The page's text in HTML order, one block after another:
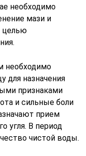
необходимо
мази и
целью
необходимо
для назначения
признаками
и сильные боли
прием
угля. В период
чистой воды.